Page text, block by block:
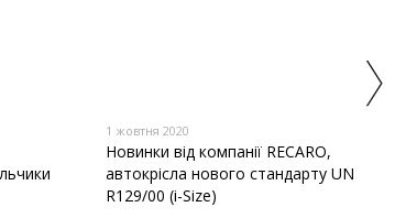
1 жовтня 2020
Новинки від компанії RECARO,
автокрісла нового стандарту UN
R129/00 (i-Size)